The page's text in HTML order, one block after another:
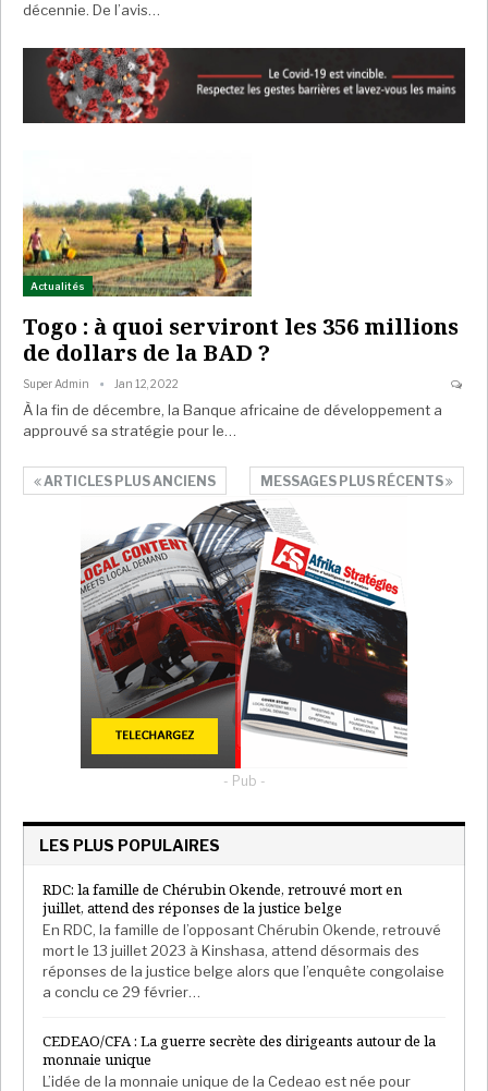
décennie. De l’avis…
Actualités
Togo : à quoi serviront les 356 millions
de dollars de la BAD ?
Super Admin Jan 12, 2022
À la fin de décembre, la Banque africaine de développement a
approuvé sa stratégie pour le…
ARTICLES PLUS ANCIENS MESSAGES PLUS RÉCENTS
- Pub -
LES PLUS POPULAIRES
RDC: la famille de Chérubin Okende, retrouvé mort en
juillet, attend des réponses de la justice belge
En RDC, la famille de l’opposant Chérubin Okende, retrouvé
mort le 13 juillet 2023 à Kinshasa, attend désormais des
réponses de la justice belge alors que l’enquête congolaise
a conclu ce 29 février…
CEDEAO/CFA : La guerre secrète des dirigeants autour de la
monnaie unique
L’idée de la monnaie unique de la Cedeao est née pour